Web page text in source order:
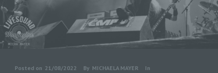
Posted on 21/08/2022 By MICHAELA MAYER In